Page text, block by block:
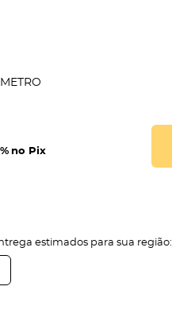
METRO
no Pix
estimados para sua região: